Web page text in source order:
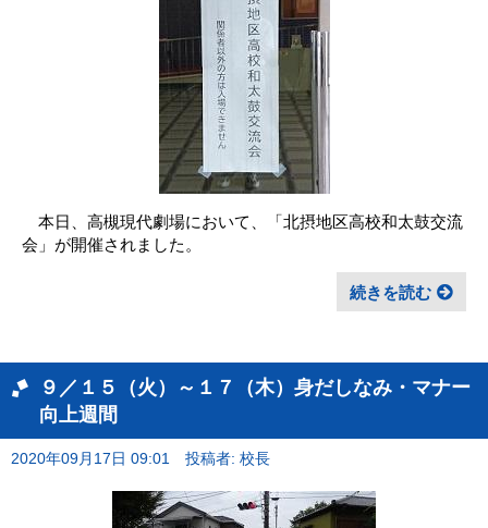
本日、高槻現代劇場において、「北摂地区高校和太鼓交流
会」が開催されました。
続きを読む
９／１５（火）～１７（木）身だしなみ・マナー
向上週間
2020年09月17日 09:01 投稿者: 校長